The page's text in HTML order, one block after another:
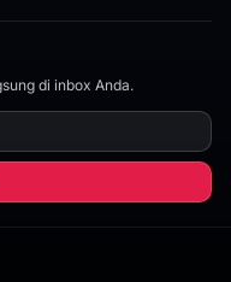
di inbox Anda.